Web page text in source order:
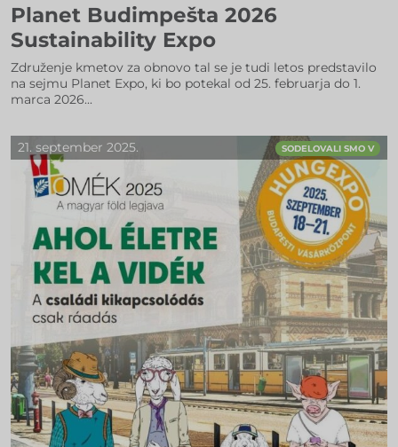
Planet Budimpešta 2026
Sustainability Expo
Združenje kmetov za obnovo tal se je tudi letos predstavilo
na sejmu Planet Expo, ki bo potekal od 25. februarja do 1.
marca 2026...
21. september 2025. SODELOVALI SMO V